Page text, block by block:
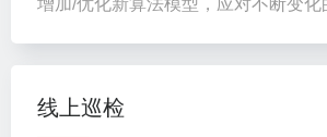
增加/优化新算法模型，应对不断变化
线上巡检